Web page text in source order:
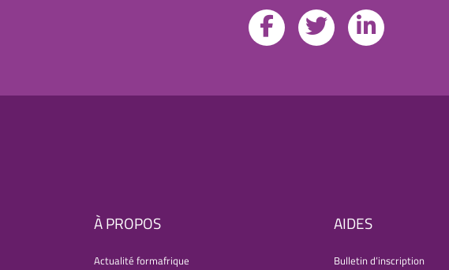
À PROPOS
Actualité formafrique
AIDES
Bulletin d’inscription